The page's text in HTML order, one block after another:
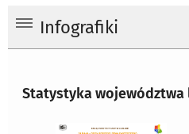
Infografiki
Statystyka województwa